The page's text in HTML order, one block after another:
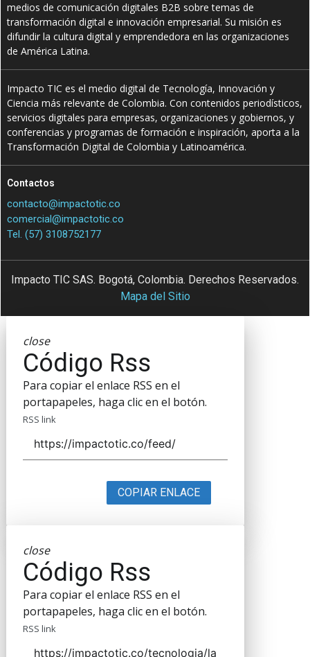
medios de comunicación digitales B2B sobre temas de
transformación digital e innovación empresarial. Su misión es
difundir la cultura digital y emprendedora en las organizaciones
de América Latina.
Impacto TIC es el medio digital de Tecnología, Innovación y
Ciencia más relevante de Colombia. Con contenidos periodísticos,
servicios digitales para empresas, organizaciones y gobiernos, y
conferencias y programas de formación e inspiración, aporta a la
Transformación Digital de Colombia y Latinoamérica.
Contactos
contacto@impactotic.co
comercial@impactotic.co
Tel. (57) 3108752177
Impacto TIC SAS. Bogotá, Colombia. Derechos Reservados.
Mapa del Sitio
close
Código Rss
Para copiar el enlace RSS en el
portapapeles, haga clic en el botón.
RSS link
COPIAR ENLACE
close
Código Rss
Para copiar el enlace RSS en el
portapapeles, haga clic en el botón.
RSS link